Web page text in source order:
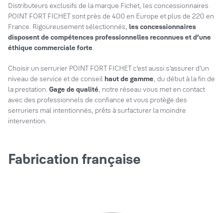
Distributeurs exclusifs de la marque Fichet, les concessionnaires
POINT FORT FICHET sont près de 400 en Europe et plus de 220 en
France. Rigoureusement sélectionnés, les concessionnaires
disposent de compétences professionnelles reconnues et d’une
éthique commerciale forte
Choisir un serrurier POINT FORT FICHET c’est aussi s’assurer d’un
niveau de service et de conseil haut de gamme, du début à la fin de
la prestation. Gage de qualité, notre réseau vous met en contact
avec des professionnels de confiance et vous protège des
serruriers mal intentionnés, prêts à surfacturer la moindre
intervention.
Fabrication française